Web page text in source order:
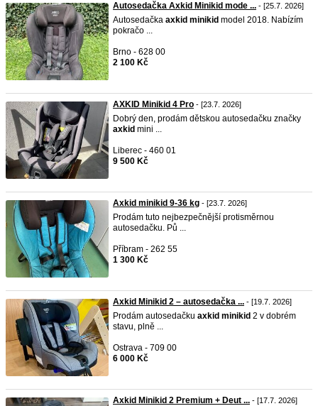
Autosedačka Axkid Minikid mode ... - [25.7. 2026]
Autosedačka axkid minikid model 2018. Nabízím
pokračo ...
Brno - 628 00
2 100 Kč
AXKID Minikid 4 Pro - [23.7. 2026]
Dobrý den, prodám dětskou autosedačku značky
axkid mini ...
Liberec - 460 01
9 500 Kč
Axkid minikid 9-36 kg - [23.7. 2026]
Prodám tuto nejbezpečnější protisměrnou
autosedačku. Pů ...
Příbram - 262 55
1 300 Kč
Axkid Minikid 2 – autosedačka ... - [19.7. 2026]
Prodám autosedačku axkid minikid 2 v dobrém
stavu, plně ...
Ostrava - 709 00
6 000 Kč
Axkid Minikid 2 Premium + Deut ... - [17.7. 2026]